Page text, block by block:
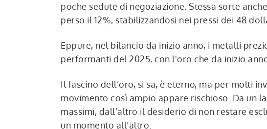
poche sedute di negoziazione. Stessa sorte
perso il 12%, stabilizzandosi nei pressi dei 48
Eppure, nel bilancio da inizio anno, i metalli
performanti del 2025, con l'oro che da inizio
Il fascino dell’oro, si sa, è eterno, ma per molti
movimento così ampio appare rischioso. Da un
massimi, dall’altro il desiderio di non restare
un momento all’altro.